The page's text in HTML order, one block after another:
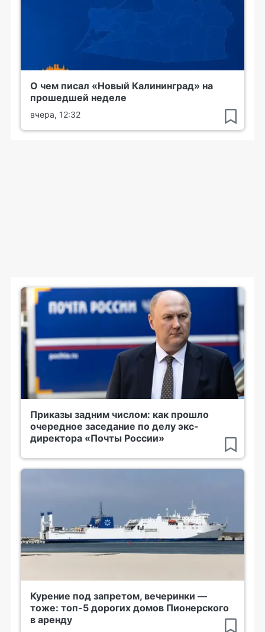
О чем писал «Новый Калининград» на
прошедшей неделе
вчера, 12:32
Приказы задним числом: как прошло
очередное заседание по делу экс-
директора «Почты России»
Курение под запретом, вечеринки —
тоже: топ-5 дорогих домов Пионерского
в аренду